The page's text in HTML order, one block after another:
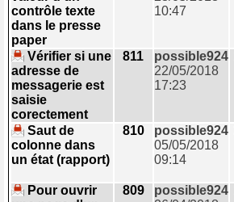
contrôle texte
dans le presse
paper
10:47
Vérifier si une
adresse de
messagerie est
saisie
corectement
811
possible924
22/05/2018
17:23
Saut de
colonne dans
un état (rapport)
810
possible924
05/05/2018
09:14
Pour ouvrir
809
possible924